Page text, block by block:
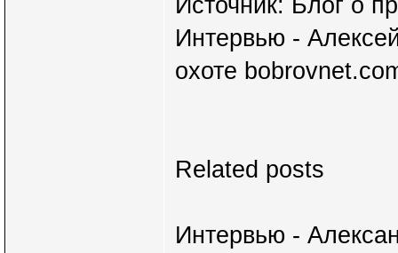
Интервью -
охоте
Related posts
Интервью -